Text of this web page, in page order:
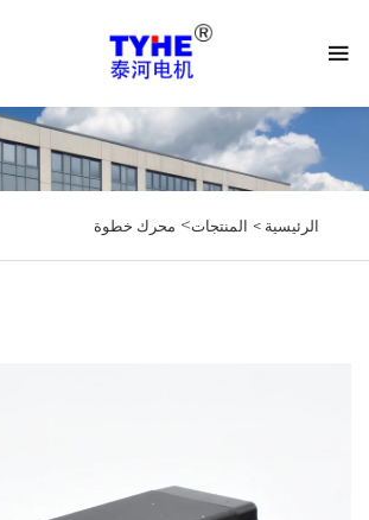
الرئيسية > المنتجات> محرك خطوة